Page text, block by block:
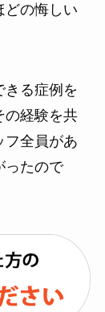
どの悔しい
きる症例を
の経験を共
フ全員があ
ったので